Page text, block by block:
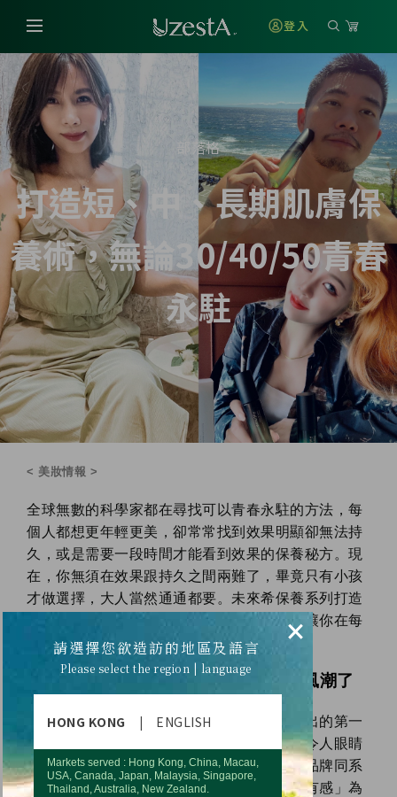
登入
部落格
打造短、中、長期肌膚保
養術，無論30/40/50青春
永駐
< 美妝情報 >
全球無數的科學家都在尋找可以青春永駐的方法，每
個人都想更年輕更美，卻常常找到效果明顯卻無法持
久，或是需要一段時間才能看到效果的保養秘方。現
在，你無須在效果跟持久之間兩難了，畢竟只有小孩
才做選擇，大人當然通通都要。未來希保養系列打造
短、中、長期保養術，無論男性女性，都能讓你在每
個年齡階段獲得想要的。
簡單高效保養術正夯！你跟上這股風潮了
嗎？
「未來希保養系列」是優世德全球集團所推出的第一
款個人保養品系列產品線，特別精心打造、令人眼睛
為之一亮的風格設計，並大膽採用與優世德品牌同系
列的松青綠，主打以「極簡單、無性別、超有感」為
×
請選擇您欲造訪的地區及語言
Please select the region | language
HONG KONG | ENGLISH
Markets served : Hong Kong, China, Macau,
USA, Canada, Japan, Malaysia, Singapore,
Thailand, Australia, New Zealand.